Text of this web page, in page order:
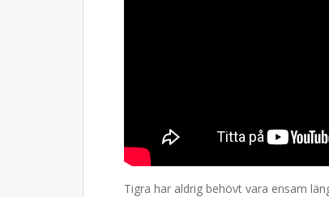
Tigra har aldrig behövt vara ensam